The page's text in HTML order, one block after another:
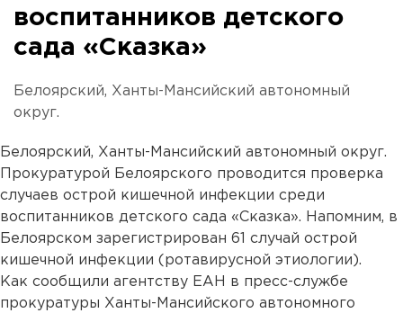
воспитанников детского
сада «Сказка»
Белоярский, Ханты-Мансийский автономный
округ.
Белоярский, Ханты-Мансийский автономный округ.
Прокуратурой Белоярского проводится проверка
случаев острой кишечной инфекции среди
воспитанников детского сада «Сказка». Напомним, в
Белоярском зарегистрирован 61 случай острой
кишечной инфекции (ротавирусной этиологии).
Как сообщили агентству ЕАН в пресс-службе
прокуратуры Ханты-Мансийского автономного